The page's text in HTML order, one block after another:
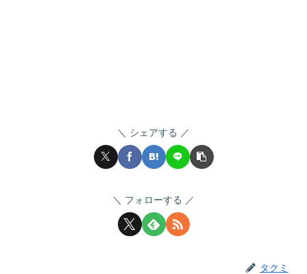
シェアする
フォローする
タクミ